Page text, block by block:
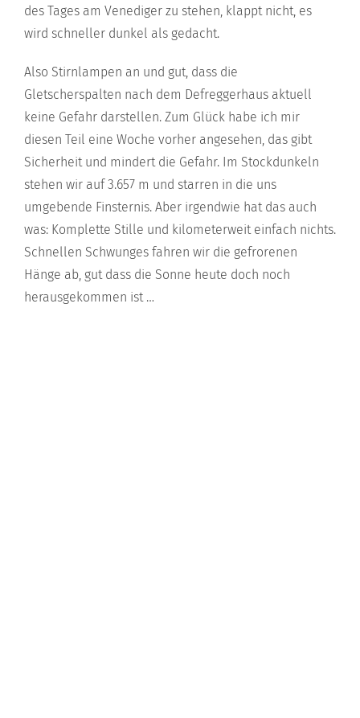
des Tages am Venediger zu stehen, klappt nicht, es
wird schneller dunkel als gedacht.
Also Stirnlampen an und gut, dass die
Gletscherspalten nach dem Defreggerhaus aktuell
keine Gefahr darstellen. Zum Glück habe ich mir
diesen Teil eine Woche vorher angesehen, das gibt
Sicherheit und mindert die Gefahr. Im Stockdunkeln
stehen wir auf 3.657 m und starren in die uns
umgebende Finsternis. Aber irgendwie hat das auch
was: Komplette Stille und kilometerweit einfach nichts.
Schnellen Schwunges fahren wir die gefrorenen
Hänge ab, gut dass die Sonne heute doch noch
herausgekommen ist …